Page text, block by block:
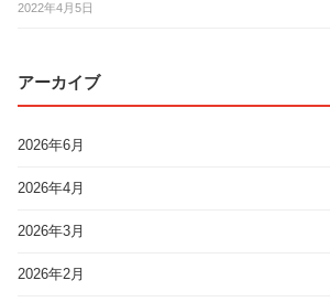
2022年4月5日
アーカイブ
2026年6月
2026年4月
2026年3月
2026年2月